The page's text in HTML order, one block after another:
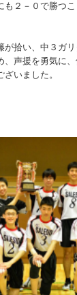
２－０で勝つこ
が拾い、中３ガ
、声援を勇気に
いました。